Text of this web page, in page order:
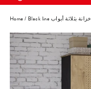
content
Home/ Black line خزانة بثلاثة أبواب